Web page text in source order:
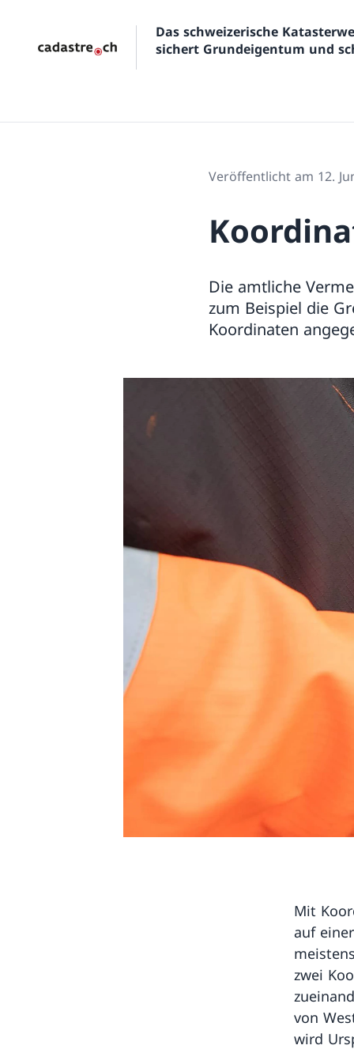
Das schweizerische
sichert Grundeigentum und
Veröffentlicht am 12.
Die amtliche
zum Beispiel die
Koordinaten
Mit
auf
zwei
von
wird